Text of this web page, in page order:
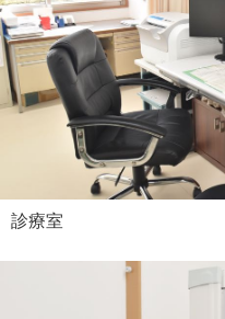
診療室